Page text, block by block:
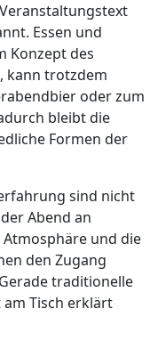
Essen und
Konzept des
kann trotzdem
oder zum
bleibt die
Formen der
sind nicht
Abend an
und die
den Zugang
traditionelle
Tisch erklärt